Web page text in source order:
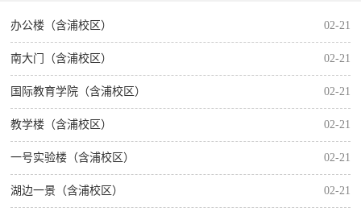
办公楼（含浦校区） 02-21
南大门（含浦校区） 02-21
国际教育学院（含浦校区） 02-21
教学楼（含浦校区） 02-21
一号实验楼（含浦校区） 02-21
湖边一景（含浦校区） 02-21